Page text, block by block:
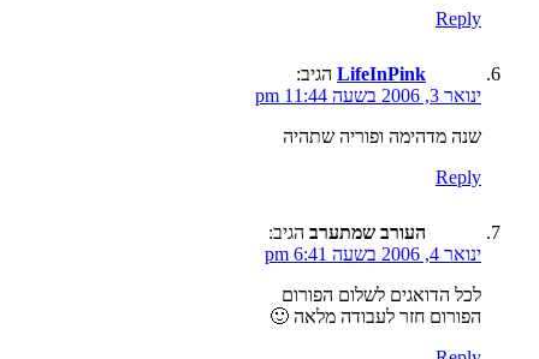
Reply
LifeInPink הגיב:
ינואר 3, 2006 בשעה 11:44 pm
שנה מדהימה ופוריה שתהיה
Reply
העורב שמתערב הגיב:
ינואר 4, 2006 בשעה 6:41 pm
לכל הדואגים לשלום הפורום
הפורום חזר לעבודה מלאה 🙂